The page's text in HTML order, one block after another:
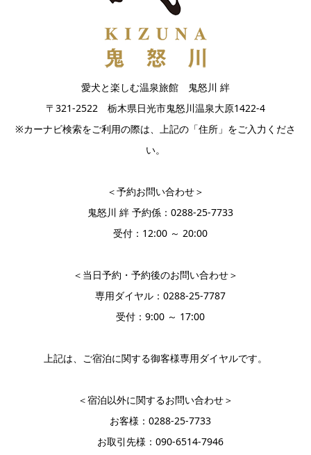
愛犬と楽しむ温泉旅館 鬼怒川 絆
〒321-2522 栃木県日光市鬼怒川温泉大原1422-4
※カーナビ検索をご利用の際は、上記の「住所」をご入力くださ
い。
＜予約お問い合わせ＞
鬼怒川 絆 予約係：0288-25-7733
受付：12:00 ～ 20:00
＜当日予約・予約後のお問い合わせ＞
専用ダイヤル：0288-25-7787
受付：9:00 ～ 17:00
上記は、ご宿泊に関する御客様専用ダイヤルです。
＜宿泊以外に関するお問い合わせ＞
お客様：0288-25-7733
お取引先様：090‐6514‐7946